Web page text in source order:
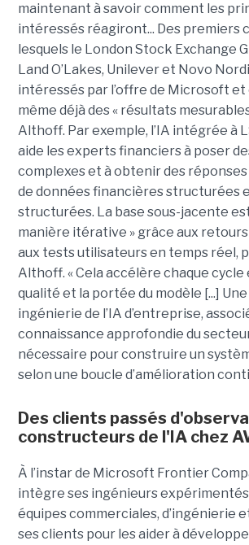
maintenant à savoir comment les
intéressés réagiront... Des premiers
lesquels le London Stock Exchange
Land O’Lakes, Unilever et Novo
intéressés par l’offre de Microsoft
même déjà des « résultats
Althoff. Par exemple, l’IA intégrée à
aide les experts financiers à poser
complexes et à obtenir des
de données financières structurées
structurées. La base sous-jacente
manière itérative » grâce aux
aux tests utilisateurs en temps réel,
Althoff. « Cela accélère chaque cycle
qualité et la portée du modèle [...]
ingénierie de l’IA d’entreprise,
connaissance approfondie du
nécessaire pour construire un
selon une boucle d’amélioration
Des clients passés
constructeurs de l'IA chez
À l’instar de Microsoft Frontier
intègre ses ingénieurs expérimentés
équipes commerciales, d’ingénierie
ses clients pour les aider à